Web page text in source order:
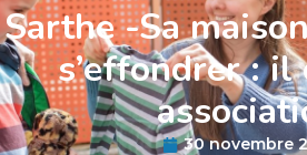
Sarthe -Sa
s’effondrer : il
30 novembre